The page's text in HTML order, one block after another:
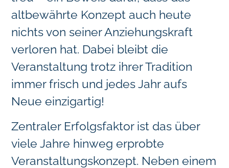
altbewährte Konzept auch heute
nichts von seiner Anziehungskraft
verloren hat. Dabei bleibt die
Veranstaltung trotz ihrer Tradition
immer frisch und jedes Jahr aufs
Neue einzigartig!
Zentraler Erfolgsfaktor ist das über
viele Jahre hinweg erprobte
Veranstaltungskonzept. Neben einem